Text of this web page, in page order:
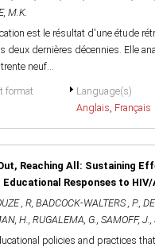
M.K.
est le résultat d'une étude
deux dernières décennies. Elle
neuf...
format
Language(s)
Anglais, Français
Reaching All: Sustaining
Responses to HIV/
, R, BADCOCK-WALTERS , P.,
H., RUGALEMA, G., SAMOFF, J.,
policies and practices